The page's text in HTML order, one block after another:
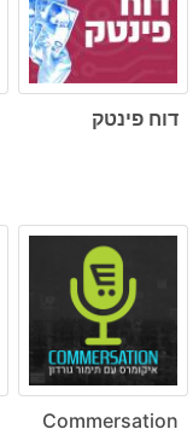
דוח פינטק
Commersation